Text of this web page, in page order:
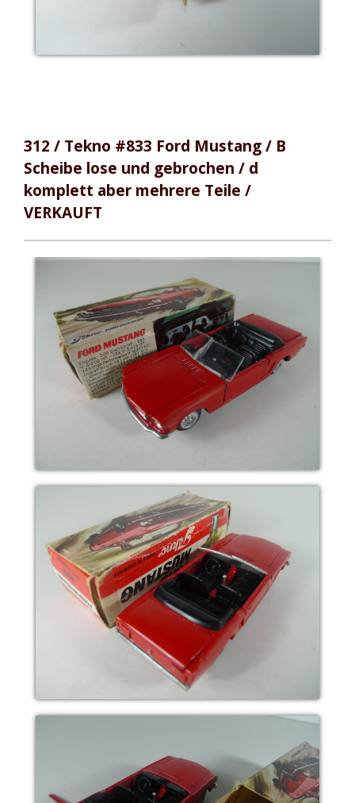
312 / Tekno #833 Ford Mustang / B
Scheibe lose und gebrochen / d
komplett aber mehrere Teile /
VERKAUFT